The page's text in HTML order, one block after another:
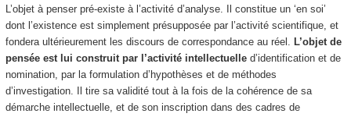
L’objet à penser pré-existe à l’activité d’analyse. Il constitue un ‘en soi’
dont l’existence est simplement présupposée par l’activité scientifique, et
fondera ultérieurement les discours de correspondance au réel. L’objet de
pensée est lui construit par l’activité intellectuelle d’identification et de
nomination, par la formulation d’hypothèses et de méthodes
d’investigation. Il tire sa validité tout à la fois de la cohérence de sa
démarche intellectuelle, et de son inscription dans des cadres de